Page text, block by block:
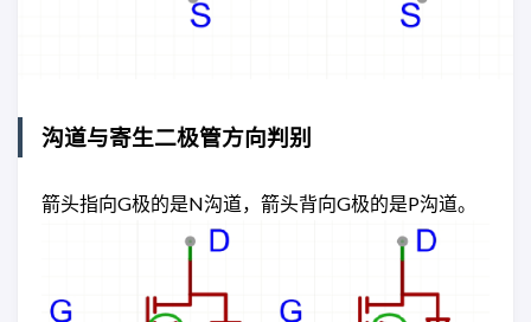
沟道与寄生二极管方向判别
箭头指向G极的是N沟道，箭头背向G极的是P沟道。